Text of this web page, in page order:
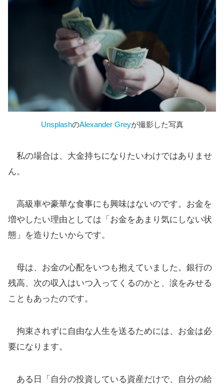
UnsplashのAlexander Greyが撮影した写真
私の場合は、大金持ちになりたいわけではありませ
ん。
高級車や豪華な食事にも興味はないのです。お金を
増やしたい理由としては「お金をあまり気にしない状
態」を造りたいからです。
母は、お金の心配をいつも抱えていました。銀行の
残高、次の収入はいつ入ってくるのかと、涙をみせる
こともあったのです。
拘束されずに自由な人生を送るためには、お金は必
要になります。
ある日「自分の投資している資産だけで、自分の給